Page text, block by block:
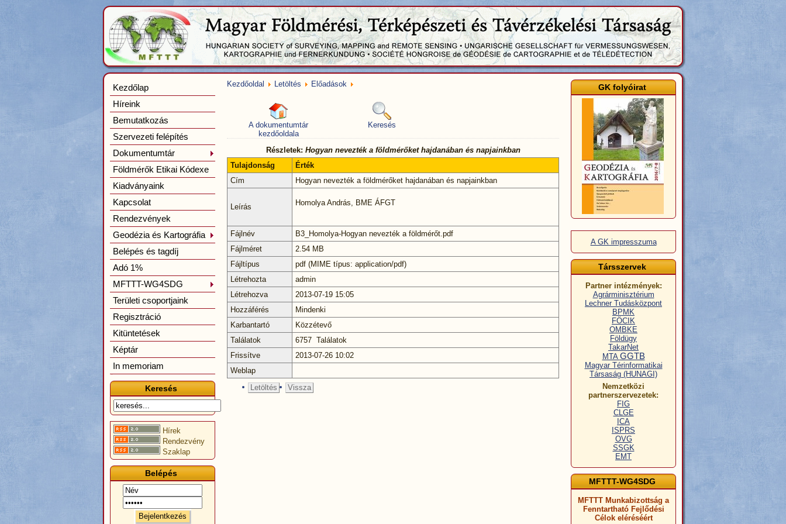
Kezdőlap
Híreink
Bemutatkozás
Szervezeti felépítés
Dokumentumtár
Földmérők Etikai Kódexe
Kiadványaink
Kapcsolat
Rendezvények
Geodézia és Kartográfia
Belépés és tagdíj
Adó 1%
MFTTT-WG4SDG
Területi csoportjaink
Regisztráció
Kitüntetések
Képtár
In memoriam
Keresés
Hírek
Rendezvény
Szaklap
Belépés
Kezdőoldal Letöltés Előadások
A dokumentumtár
kezdőoldala
Keresés
Részletek: Hogyan nevezték a földmérőket hajdanában és napjainkban
Tulajdonság
Érték
Cím
Hogyan nevezték a földmérőket hajdanában és napjainkban
Leírás Homolya András, BME ÁFGT
Fájlnév
B3_Homolya-Hogyan nevezték a földmérőt.pdf
Fájlméret
2.54 MB
Fájltípus
pdf (MIME típus: application/pdf)
Létrehozta
admin
Létrehozva
2013-07-19 15:05
Hozzáférés
Mindenki
Karbantartó
Közzétevő
Találatok
6757 Találatok
Frissítve
2013-07-26 10:02
Weblap
Letöltés
Vissza
GK folyóirat
A GK impresszuma
Társszervek
Partner intézmények:
Agrárminisztérium
Lechner Tudásközpont
BPMK
FÖCIK
OMBKE
Földügy
TakarNet
MTA GGTB
Magyar Térinformatikai
Társaság (HUNAGI)
Nemzetközi
partnerszervezetek:
FIG
CLGE
ICA
ISPRS
OVG
SSGK
EMT
MFTTT-WG4SDG
MFTTT Munkabizottság a
Fenntartható Fejlődési
Célok eléréséért